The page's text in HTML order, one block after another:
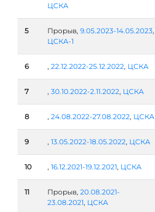
ЦСКА
5 Прорыв, 9.05.2023-14.05.2023,
ЦСКА-1
6 , 22.12.2022-25.12.2022, ЦСКА
7 , 30.10.2022-2.11.2022, ЦСКА
8 , 24.08.2022-27.08.2022, ЦСКА
9 , 13.05.2022-18.05.2022, ЦСКА
10 , 16.12.2021-19.12.2021, ЦСКА
11 Прорыв, 20.08.2021-
23.08.2021, ЦСКА